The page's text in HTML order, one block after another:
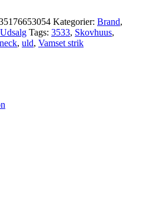
Kategorier: Brand,
Udsalg Tags: 3533, Skovhuus,
, uld, Vamset strik